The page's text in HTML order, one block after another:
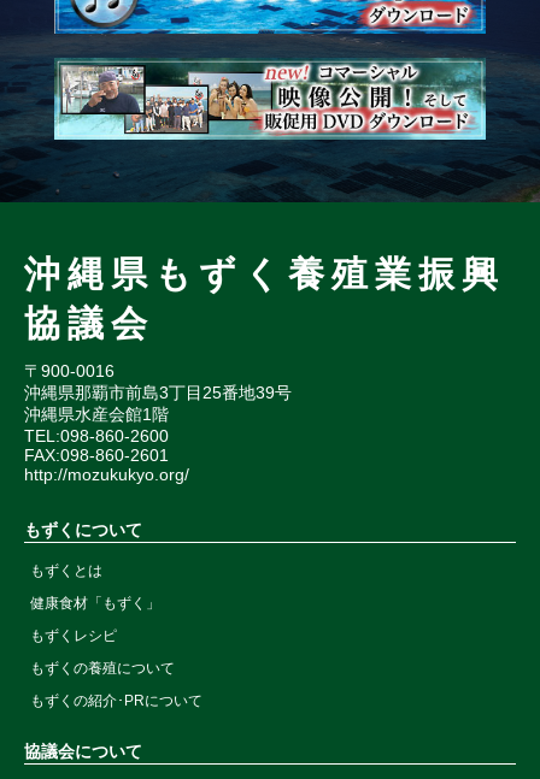
沖縄県もずく養殖業振興
協議会
〒900-0016
沖縄県那覇市前島3丁目25番地39号
沖縄県水産会館1階
TEL:098-860-2600
FAX:098-860-2601
http://mozukukyo.org/
もずくについて
もずくとは
健康食材「もずく」
もずくレシピ
もずくの養殖について
もずくの紹介･PRについて
協議会について